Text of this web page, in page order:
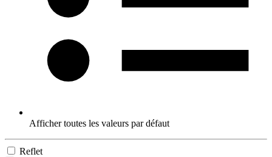
Afficher toutes les valeurs par défaut
Reflet